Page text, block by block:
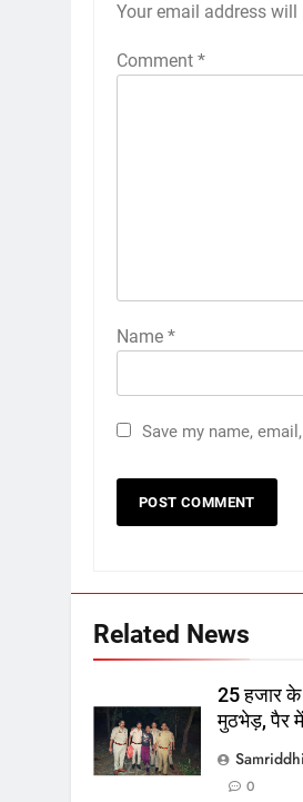
Your email address
Comment *
Name *
Save my name,
Related News
25 हजार के
मुठभेड़, पैर में
0